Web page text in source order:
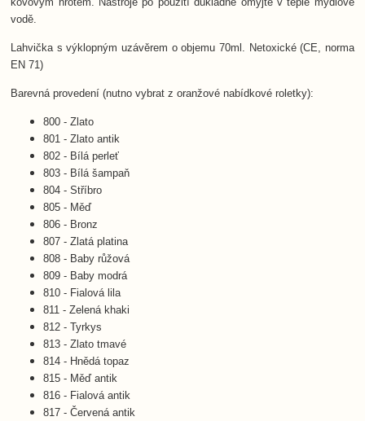
vodě.
Lahvička s výklopným uzávěrem o objemu 70ml. Netoxické (CE, norma
EN 71)
Barevná provedení (nutno vybrat z oranžové nabídkové roletky):
800 - Zlato
801 - Zlato antik
802 - Bílá perleť
803 - Bílá šampaň
804 - Stříbro
805 - Měď
806 - Bronz
807 - Zlatá platina
808 - Baby růžová
809 - Baby modrá
810 - Fialová lila
811 - Zelená khaki
812 - Tyrkys
813 - Zlato tmavé
814 - Hnědá topaz
815 - Měď antik
816 - Fialová antik
817 - Červená antik